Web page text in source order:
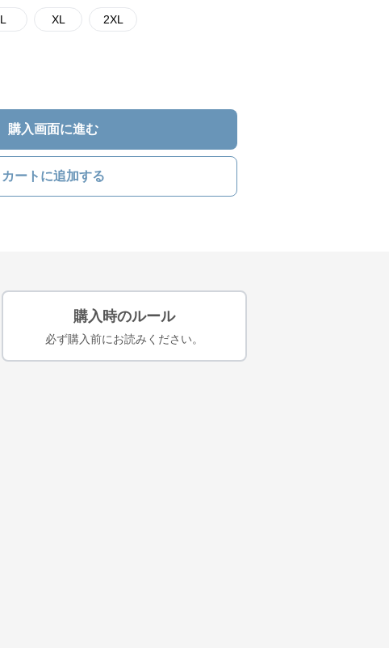
L XL 2XL
購入画面に進む
カートに追加する
購入時のルール
必ず購入前にお読みください。